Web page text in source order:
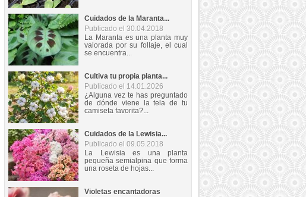
Cuidados de la Maranta...
Publicado el 30.04.2018
La Maranta es una planta muy
valorada por su follaje, el cual
se encuentra...
Cultiva tu propia planta...
Publicado el 14.01.2026
¿Alguna vez te has preguntado
de dónde viene la tela de tu
camiseta favorita?...
Cuidados de la Lewisia...
Publicado el 09.05.2018
La Lewisia es una planta
pequeña semialpina que forma
una roseta de hojas...
Violetas encantadoras